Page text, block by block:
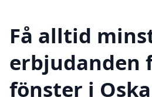
Få alltid
erbjudanden
fönster i